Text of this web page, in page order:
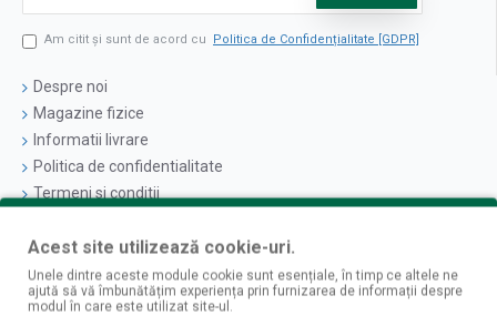
Am citit şi sunt de acord cu Politica de Confidențialitate [GDPR]
Despre noi
Magazine fizice
Informatii livrare
Politica de confidentialitate
Termeni si conditii
Logare
Contul Meu
Acest site utilizează cookie-uri.
Unele dintre aceste module cookie sunt esențiale, în timp ce altele ne
ajută să vă îmbunătățim experiența prin furnizarea de informații despre
modul în care este utilizat site-ul.